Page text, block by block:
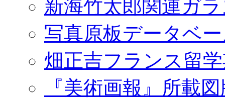
新海竹太郎関連ガ
写真原板データベ
畑正吉フランス留
『美術画報』所載